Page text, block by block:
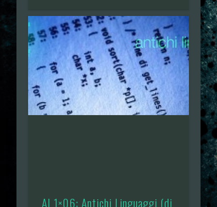
AI 1×06: Antichi Linguaggi (di